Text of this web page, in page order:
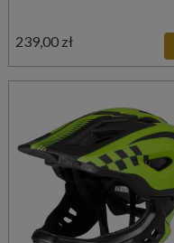
239,00 zł